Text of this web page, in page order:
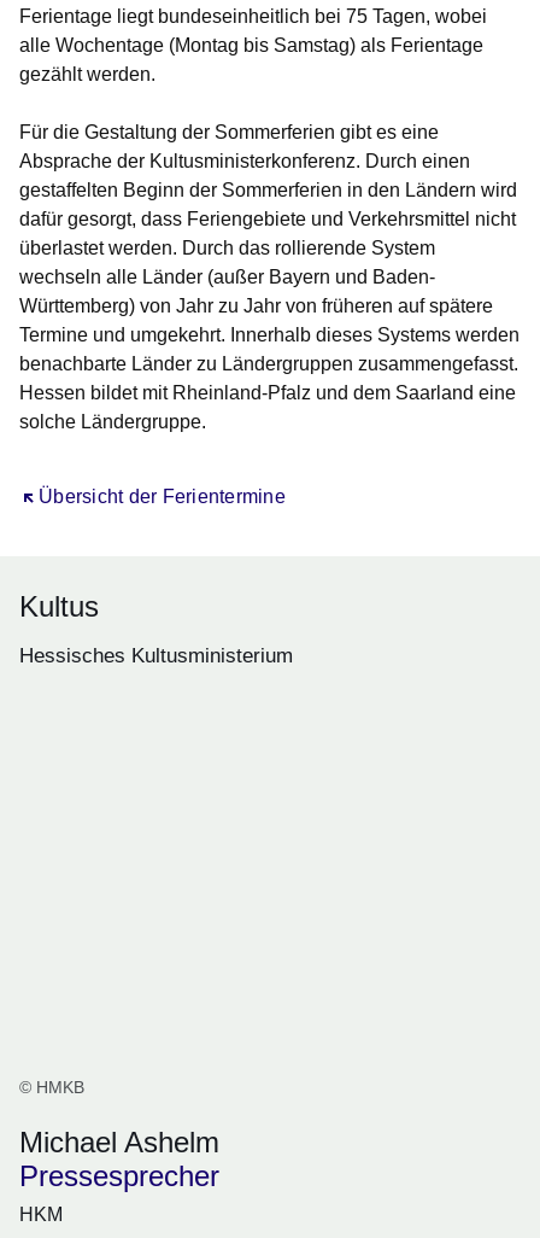
Ferientage liegt bundeseinheitlich bei 75 Tagen, wobei
alle Wochentage (Montag bis Samstag) als Ferientage
gezählt werden.
Für die Gestaltung der Sommerferien gibt es eine
Absprache der Kultusministerkonferenz. Durch einen
gestaffelten Beginn der Sommerferien in den Ländern wird
dafür gesorgt, dass Feriengebiete und Verkehrsmittel nicht
überlastet werden. Durch das rollierende System
wechseln alle Länder (außer Bayern und Baden-
Württemberg) von Jahr zu Jahr von früheren auf spätere
Termine und umgekehrt. Innerhalb dieses Systems werden
benachbarte Länder zu Ländergruppen zusammengefasst.
Hessen bildet mit Rheinland-Pfalz und dem Saarland eine
solche Ländergruppe.
Übersicht der Ferientermine
Öffnet sich in einem neuen Fenster
Kultus
Hessisches Kultusministerium
© HMKB
Michael Ashelm
Pressesprecher
HKM